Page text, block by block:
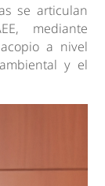
se articulan
mediante
a nivel
y el